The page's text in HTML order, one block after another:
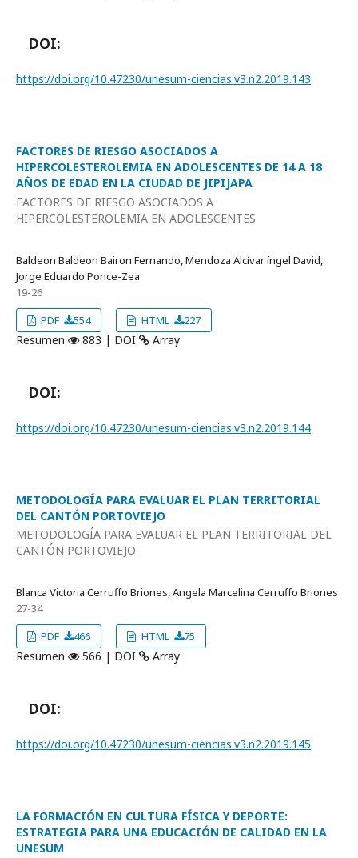
DOI:
https://doi.org/10.47230/unesum-ciencias.v3.n2.2019.143
FACTORES DE RIESGO ASOCIADOS A
HIPERCOLESTEROLEMIA EN ADOLESCENTES DE 14 A 18
AÑOS DE EDAD EN LA CIUDAD DE JIPIJAPA
FACTORES DE RIESGO ASOCIADOS A
HIPERCOLESTEROLEMIA EN ADOLESCENTES
Baldeon Baldeon Bairon Fernando, Mendoza Alcí­var íngel David,
Jorge Eduardo Ponce-Zea
19-26
PDF
554 HTML 227
Resumen 883 | DOI Array
DOI:
https://doi.org/10.47230/unesum-ciencias.v3.n2.2019.144
METODOLOGÍA PARA EVALUAR EL PLAN TERRITORIAL
DEL CANTÓN PORTOVIEJO
METODOLOGÍA PARA EVALUAR EL PLAN TERRITORIAL DEL
CANTÓN PORTOVIEJO
Blanca Victoria Cerruffo Briones, Angela Marcelina Cerruffo Briones
27-34
PDF
466 HTML 75
Resumen 566 | DOI Array
DOI:
https://doi.org/10.47230/unesum-ciencias.v3.n2.2019.145
LA FORMACIÓN EN CULTURA FÍSICA Y DEPORTE:
ESTRATEGIA PARA UNA EDUCACIÓN DE CALIDAD EN LA
UNESUM